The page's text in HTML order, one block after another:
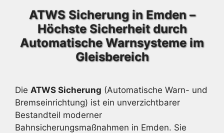
ATWS Sicherung in Emden –
Höchste Sicherheit durch
Automatische Warnsysteme im
Gleisbereich
Die ATWS Sicherung (Automatische Warn- und
Bremseinrichtung) ist ein unverzichtbarer
Bestandteil moderner
Bahnsicherungsmaßnahmen in Emden. Sie